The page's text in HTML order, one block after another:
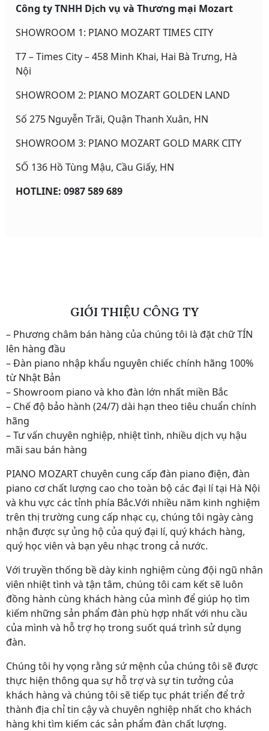
Công ty TNHH Dịch vụ và Thương mại Mozart
SHOWROOM 1: PIANO MOZART TIMES CITY
T7 – Times City – 458 Minh Khai, Hai Bà Trưng, Hà
Nội
SHOWROOM 2: PIANO MOZART GOLDEN LAND
Số 275 Nguyễn Trãi, Quận Thanh Xuân, HN
SHOWROOM 3: PIANO MOZART GOLD MARK CITY
SỐ 136 Hồ Tùng Mậu, Cầu Giấy, HN
HOTLINE: 0987 589 689
GIỚI THIỆU CÔNG TY
– Phương châm bán hàng của chúng tôi là đặt chữ TÍN
lên hàng đầu
– Đàn piano nhập khẩu nguyên chiếc chính hãng 100%
từ Nhật Bản
– Showroom piano và kho đàn lớn nhất miền Bắc
– Chế độ bảo hành (24/7) dài hạn theo tiêu chuẩn chính
hãng
– Tư vấn chuyên nghiệp, nhiệt tình, nhiều dịch vụ hậu
mãi sau bán hàng
PIANO MOZART chuyên cung cấp đàn piano điện, đàn
piano cơ chất lượng cao cho toàn bộ các đại lí tại Hà Nội
và khu vực các tỉnh phía Bắc.Với nhiều năm kinh nghiệm
trên thị trường cung cấp nhạc cụ, chúng tôi ngày càng
nhận được sự ủng hộ của quý đại lí, quý khách hàng,
quý học viên và bạn yêu nhạc trong cả nước.
Với truyền thống bề dày kinh nghiệm cùng đội ngũ nhân
viên nhiệt tình và tận tâm, chúng tôi cam kết sẽ luôn
đồng hành cùng khách hàng của mình để giúp họ tìm
kiếm những sản phẩm đàn phù hợp nhất với nhu cầu
của mình và hỗ trợ họ trong suốt quá trình sử dụng
đàn.
Chúng tôi hy vọng rằng sứ mệnh của chúng tôi sẽ được
thực hiện thông qua sự hỗ trợ và sự tin tưởng của
khách hàng và chúng tôi sẽ tiếp tục phát triển để trở
thành địa chỉ tin cậy và chuyên nghiệp nhất cho khách
hàng khi tìm kiếm các sản phẩm đàn chất lượng.